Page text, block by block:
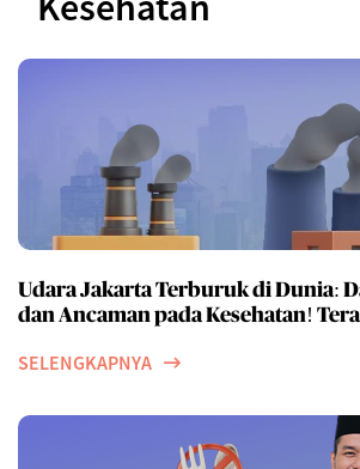
Udara Jakarta Terburuk di Dunia:
dan Ancaman pada Kesehatan!
SELENGKAPNYA